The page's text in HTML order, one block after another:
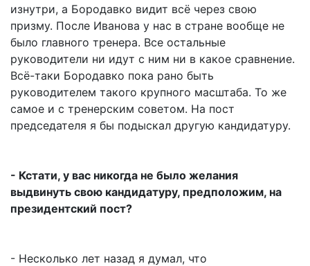
изнутри, а Бородавко видит всё через свою
призму. После Иванова у нас в стране вообще не
было главного тренера. Все остальные
руководители ни идут с ним ни в какое сравнение.
Всё-таки Бородавко пока рано быть
руководителем такого крупного масштаба. То же
самое и с тренерским советом. На пост
председателя я бы подыскал другую кандидатуру.
- Кстати, у вас никогда не было желания
выдвинуть свою кандидатуру, предположим, на
президентский пост?
- Несколько лет назад я думал, что